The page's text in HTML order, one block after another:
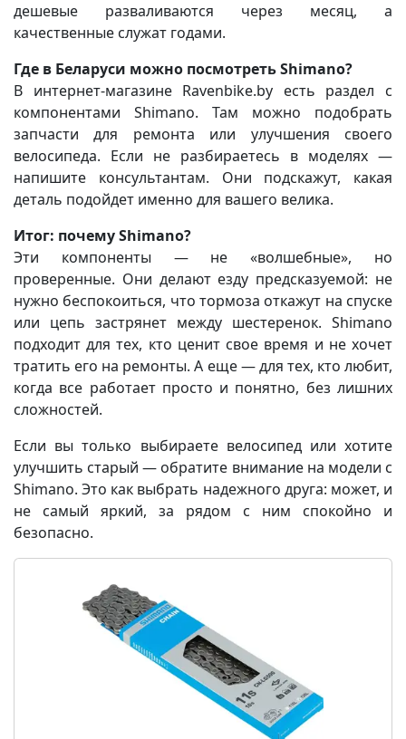
дешевые разваливаются через месяц, а
качественные служат годами.
Где в Беларуси можно посмотреть Shimano?
В интернет-магазине Ravenbike.by есть раздел с
компонентами Shimano. Там можно подобрать
запчасти для ремонта или улучшения своего
велосипеда. Если не разбираетесь в моделях —
напишите консультантам. Они подскажут, какая
деталь подойдет именно для вашего велика.
Итог: почему Shimano?
Эти компоненты — не «волшебные», но
проверенные. Они делают езду предсказуемой: не
нужно беспокоиться, что тормоза откажут на спуске
или цепь застрянет между шестеренок. Shimano
подходит для тех, кто ценит свое время и не хочет
тратить его на ремонты. А еще — для тех, кто любит,
когда все работает просто и понятно, без лишних
сложностей.
Если вы только выбираете велосипед или хотите
улучшить старый — обратите внимание на модели с
Shimano. Это как выбрать надежного друга: может, и
не самый яркий, за рядом с ним спокойно и
безопасно.